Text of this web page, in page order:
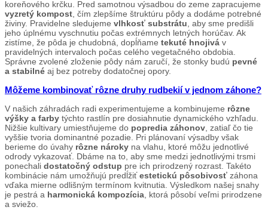
koreňového krčku. Pred samotnou výsadbou do zeme zapracujeme
vyzretý kompost , čím zlepšíme štruktúru pôdy a dodáme potrebné
živiny. Pravidelne sledujeme vlhkosť substrátu , aby sme predišli
jeho úplnému vyschnutiu počas extrémnych letných horúčav. Ak
zistíme, že pôda je chudobná, dopĺňame tekuté hnojivá v
pravidelných intervaloch počas celého vegetačného obdobia.
Správne zvolené zloženie pôdy nám zaručí, že stonky budú pevné
a stabilné aj bez potreby dodatočnej opory.
Môžeme kombinovať rôzne druhy rudbekií v jednom záhone?
V našich záhradách radi experimentujeme a kombinujeme rôzne
výšky a farby týchto rastlín pre dosiahnutie dynamického vzhľadu.
Nižšie kultivary umiestňujeme do popredia záhonov , zatiaľ čo tie
vyššie tvoria dominantné pozadie. Pri plánovaní výsadby však
berieme do úvahy rôzne nároky na vlahu, ktoré môžu jednotlivé
odrody vykazovať. Dbáme na to, aby sme medzi jednotlivými trsmi
ponechali dostatočný odstup pre ich prirodzený rozrast. Takéto
kombinácie nám umožňujú predĺžiťestetickú pôsobivosť záhona
vďaka mierne odlišným termínom kvitnutia. Výsledkom našej snahy
je pestrá a harmonická kompozícia , ktorá pôsobí veľmi prirodzene
a sviežo.